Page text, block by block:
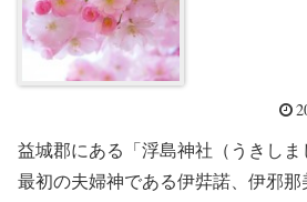
益城郡にある「浮島神社（うきし
最初の夫婦神である伊弉諾、伊邪